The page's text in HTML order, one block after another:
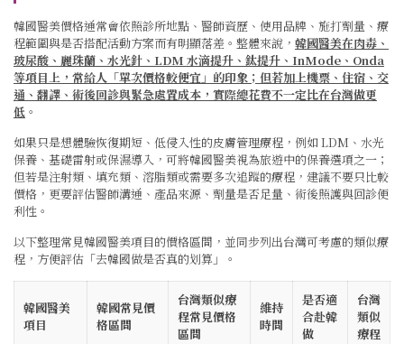
韓國醫美價格通常會依照診所地點、醫師資歷、使用品牌、施打劑量、療
程範圍與是否搭配活動方案而有明顯落差。整體來說， 韓國醫美在肉毒、
玻尿酸、麗珠蘭、水光針、LDM 水滴提升、鈦提升、InMode、Onda
等項目上，常給人「單次價格較便宜」的印象；但若加上機票、住宿、交
通、翻譯、術後回診與緊急處置成本，實際總花費不一定比在台灣做更
低 。
如果只是想體驗恢復期短、低侵入性的皮膚管理療程，例如 LDM、水光
保養、基礎雷射或保濕導入，可將韓國醫美視為旅遊中的保養選項之一；
但若是注射類、填充類、溶脂類或需要多次追蹤的療程，建議不要只比較
價格，更要評估醫師溝通、產品來源、劑量是否足量、術後照護與回診便
利性。
以下整理常見韓國醫美項目的價格區間，並同步列出台灣可考慮的類似療
程，方便評估「去韓國做是否真的划算」。
韓國醫美
項目
韓國常見價
格區間
台灣類似療
程常見價格
區間
維持
時間
是否適
合赴韓
做
台灣
類似
療程